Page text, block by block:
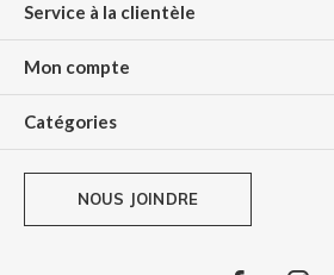
Service à la clientèle
Mon compte
Catégories
NOUS JOINDRE